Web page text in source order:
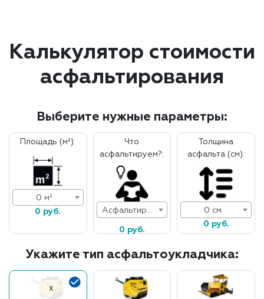
Калькулятор стоимости
асфальтирования
Выберите нужные параметры:
Площадь (м²):
0 м²
0 руб.
Что
асфальтируем?:
0 руб.
Толщина
асфальта (см):
0 см
0 руб.
Укажите тип асфальтоукладчика: